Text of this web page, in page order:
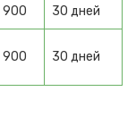
900 30 дней
900 30 дней